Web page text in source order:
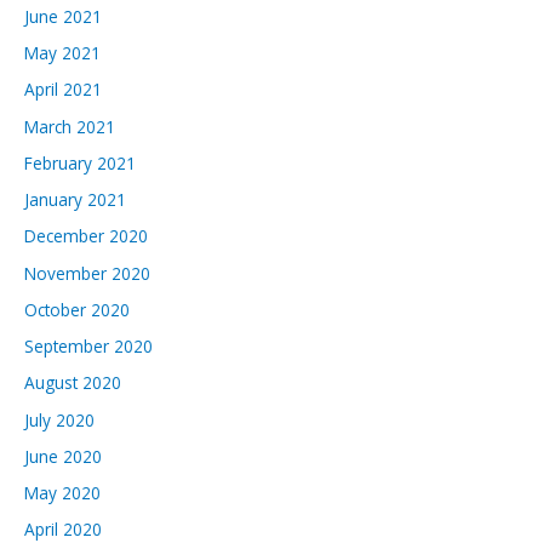
June 2021
May 2021
April 2021
March 2021
February 2021
January 2021
December 2020
November 2020
October 2020
September 2020
August 2020
July 2020
June 2020
May 2020
April 2020